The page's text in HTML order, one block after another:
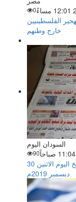
0
الفلسطينيين
خارج وطنهم
السودان اليوم
90
عناوين الصحف السياسية السودانية الصادرة بتاريخ اليوم الاثنين 30
ديسمبر 2019م